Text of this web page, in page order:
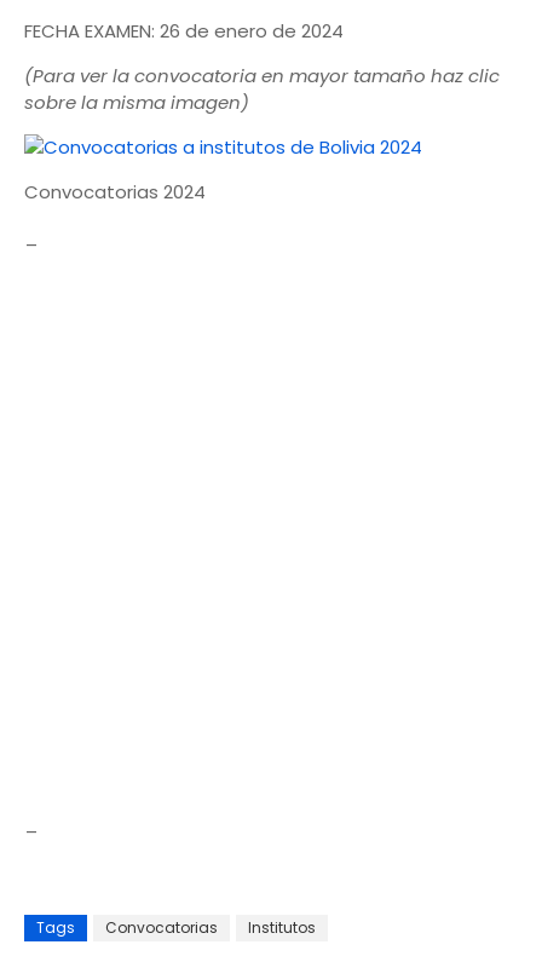
FECHA EXAMEN: 26 de enero de 2024
(Para ver la convocatoria en mayor tamaño haz clic
sobre la misma imagen)
Convocatorias 2024
Tags Convocatorias Institutos